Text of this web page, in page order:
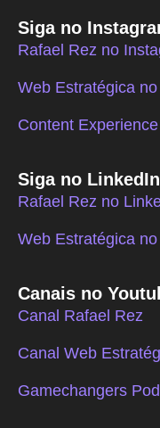
Siga no
Rafael Rez no
Web Estratégica
Content
Siga no LinkedIn
Rafael Rez no
Web Estratégica
Canais no
Canal Rafael Rez
Canal Web
Gamechangers